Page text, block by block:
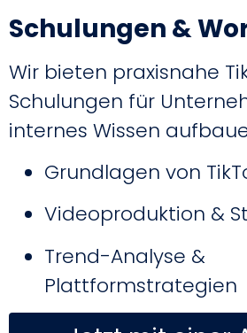
Schulungen &
Wir bieten praxisnahe
Schulungen für
internes Wissen
Grundlagen von
Videoproduktion &
Trend-Analyse &
Plattformstrategien